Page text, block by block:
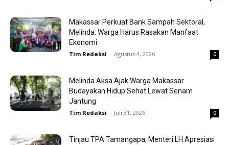
Makassar Perkuat Bank Sampah Sektoral,
Melinda: Warga Harus Rasakan Manfaat
Ekonomi
Tim Redaksi - Agustus 4, 2026 0
Melinda Aksa Ajak Warga Makassar
Budayakan Hidup Sehat Lewat Senam
Jantung
Tim Redaksi - Juli 31, 2026 0
Tinjau TPA Tamangapa, Menteri LH Apresiasi